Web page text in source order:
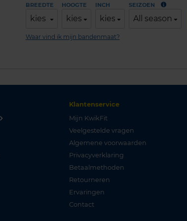
BREEDTE
kies
HOOGTE
kies
INCH
kies
SEIZOEN
All season
Waar vind ik mijn bandenmaat?
Klantenservice
Mijn KwikFit
Veelgestelde vragen
Algemene voorwaarden
Privacyverklaring
Betaalmethoden
Retourneren
Ervaringen
Contact